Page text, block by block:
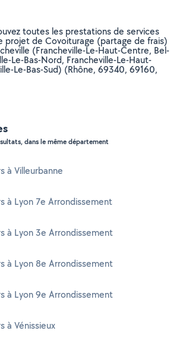
toutes les prestations de services
projet de Covoiturage (partage de frais)
(Francheville-Le-Haut-Centre, Bel-
Le-Bas-Nord, Francheville-Le-Haut-
Le-Bas-Sud) (Rhône, 69340, 69160,
dans le même département
à Villeurbanne
à Lyon 7e Arrondissement
à Lyon 3e Arrondissement
à Lyon 8e Arrondissement
à Lyon 9e Arrondissement
à Vénissieux